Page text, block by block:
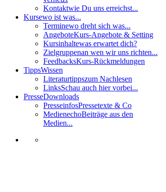
Kontaktwie Du uns erreichst...
Kursewo ist was...
Terminewo dreht sich was...
AngeboteKurs-Angebote & Setting
Kursinhaltewas erwartet dich?
Zielgruppenan wen wir uns richten...
FeedbacksKurs-Rückmeldungen
TippsWissen
Literaturtippszum Nachlesen
LinksSchau auch hier vorbei...
PresseDownloads
PresseinfosPressetexte & Co
MedienechoBeiträge aus den
Medien...